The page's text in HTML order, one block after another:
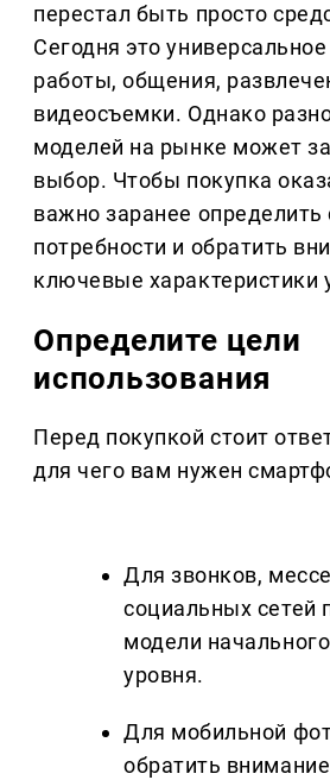
перестал быть просто
Сегодня это
работы, общения,
видеосъемки. Однако
моделей на рынке может
выбор. Чтобы покупка
важно заранее определить
потребности и обратить
ключевые характеристики
Определите цели
использования
Перед покупкой стоит
для чего вам нужен
Для звонков,
социальных сетей
модели
уровня.
Для мобильной
обратить